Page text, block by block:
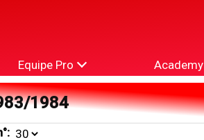
Equipe Pro Academy
1984